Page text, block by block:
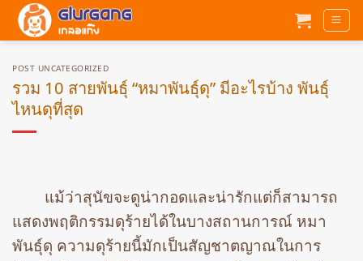
ข้าม
เนื้อหา
POST UNCATEGORIZED
รวม 10 สายพันธุ์ “หมาพันธุ์ดุ” มีอะไรบ้าง พันธุ์
ไหนดุที่สุด
แม้ว่าสุนัขจะดูน่ากอดและน่ารักแต่ก็สามารถ
แสดงพฤติกรรมดุร้ายได้ในบางสถานการณ์ หมา
พันธุ์ดุ ความดุร้ายนี้มักเป็นสัญชาตญาณในการ